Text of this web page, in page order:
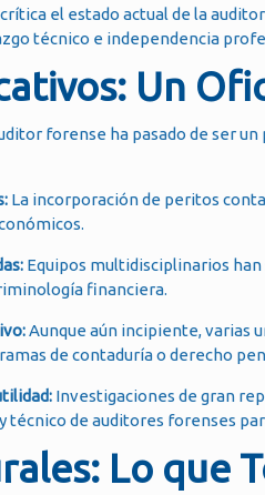
el estado actual de la
técnico e independencia
Un
forense ha pasado de ser
La incorporación de peritos
Equipos multidisciplinarios
financiera.
Aunque aún incipiente, varias
de contaduría o derecho
Investigaciones de gran
técnico de auditores forenses
Lo que